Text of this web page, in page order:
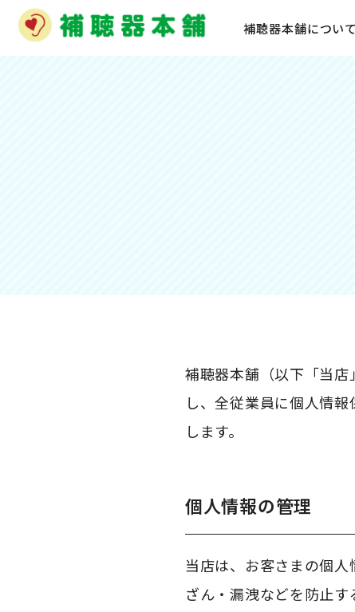
補聴器本舗について
補聴器本舗（以下「当
し、全従業員に個人情
します。
個人情報の管理
当店は、お客さまの個
ざん・漏洩などを防止